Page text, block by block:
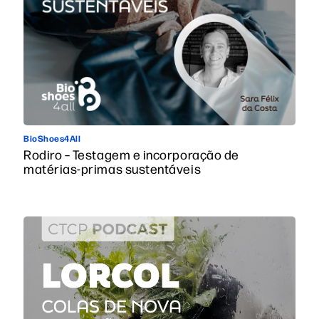
BioShoes4All
Rodiro – Testagem e incorporação de
matérias-primas sustentáveis